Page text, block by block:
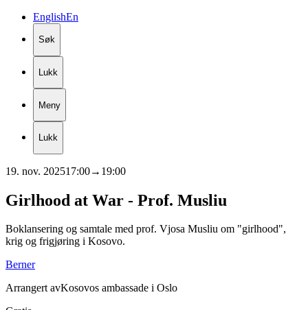
EnglishEn
Søk
Lukk
Meny
Lukk
19. nov. 202517:00→ 19:00
Girlhood at War - Prof. Musliu
Boklansering og samtale med prof. Vjosa Musliu om "girlhood",
krig og frigjøring i Kosovo.
Berner
Arrangert avKosovos ambassade i Oslo